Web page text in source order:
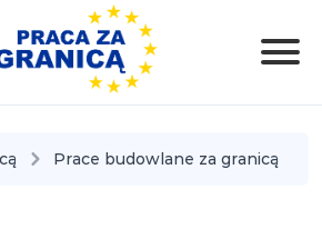
Prace budowlane za granicą